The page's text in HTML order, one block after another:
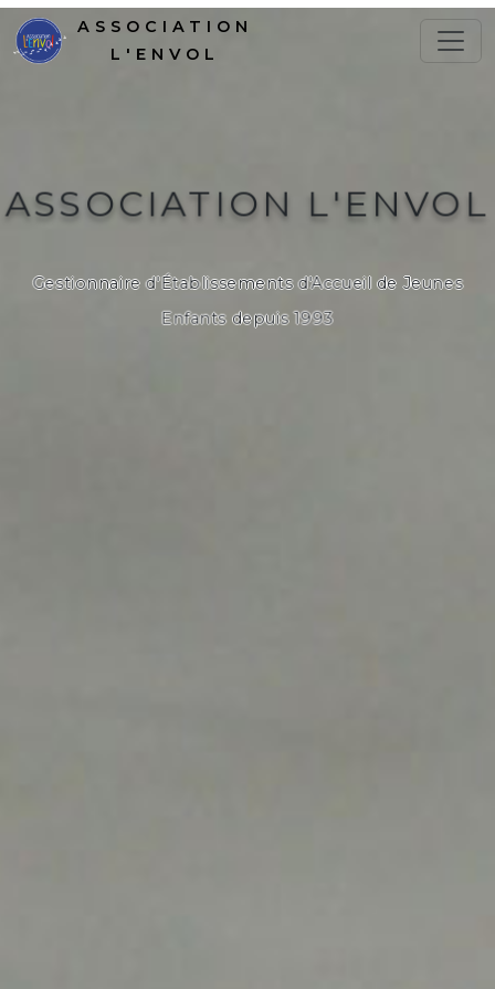
ASSOCIATION
L'ENVOL
ASSOCIATION L'ENVOL
Gestionnaire d'Établissements d'Accueil de Jeunes
Enfants depuis 1993